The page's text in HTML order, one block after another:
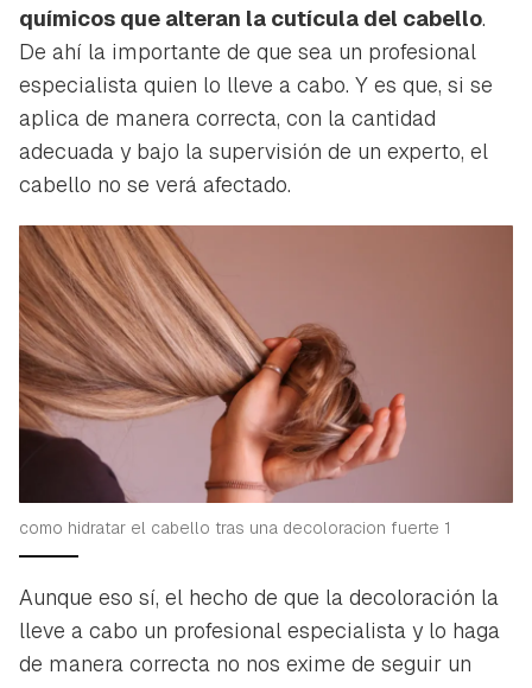
químicos que alteran la cutícula del cabello.
De ahí la importante de que sea un profesional
especialista quien lo lleve a cabo. Y es que, si se
aplica de manera correcta, con la cantidad
adecuada y bajo la supervisión de un experto, el
cabello no se verá afectado.
como hidratar el cabello tras una decoloracion fuerte 1
Aunque eso sí, el hecho de que la decoloración la
lleve a cabo un profesional especialista y lo haga
de manera correcta no nos exime de seguir un